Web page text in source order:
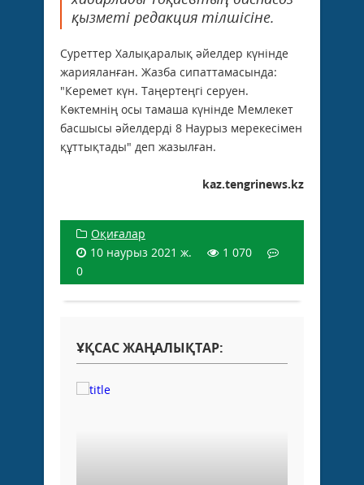
қызметі редакция тілшісіне.
Суреттер Халықаралық әйелдер күнінде
жарияланған. Жазба сипаттамасында:
"Керемет күн. Таңертеңгі серуен.
Көктемнің осы тамаша күнінде Мемлекет
басшысы әйелдерді 8 Наурыз мерекесімен
құттықтады" деп жазылған.
kaz.tengrinews.kz
Оқиғалар
10 наурыз 2021 ж.
1 070
0
ҰҚСАС ЖАҢАЛЫҚТАР: